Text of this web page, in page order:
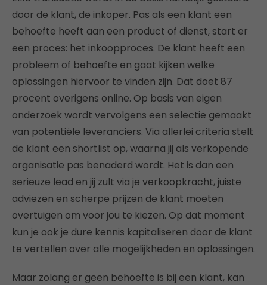
door de klant, de inkoper. Pas als een klant een
behoefte heeft aan een product of dienst, start er
een proces: het inkoopproces. De klant heeft een
probleem of behoefte en gaat kijken welke
oplossingen hiervoor te vinden zijn. Dat doet 87
procent overigens online. Op basis van eigen
onderzoek wordt vervolgens een selectie gemaakt
van potentiële leveranciers. Via allerlei criteria stelt
de klant een shortlist op, waarna jij als verkopende
organisatie pas benaderd wordt. Het is dan een
serieuze lead en jij zult via je verkoopkracht, juiste
adviezen en scherpe prijzen de klant moeten
overtuigen om voor jou te kiezen. Op dat moment
kun je ook je dure kennis kapitaliseren door de klant
te vertellen over alle mogelijkheden en oplossingen.
Maar zolang er geen behoefte is bij een klant, kan